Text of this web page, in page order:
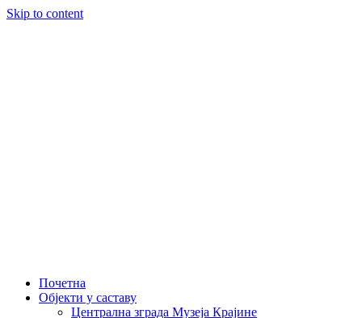
Skip to content
Почетна
Објекти у саставу
Централна зграда Музеја Крајине